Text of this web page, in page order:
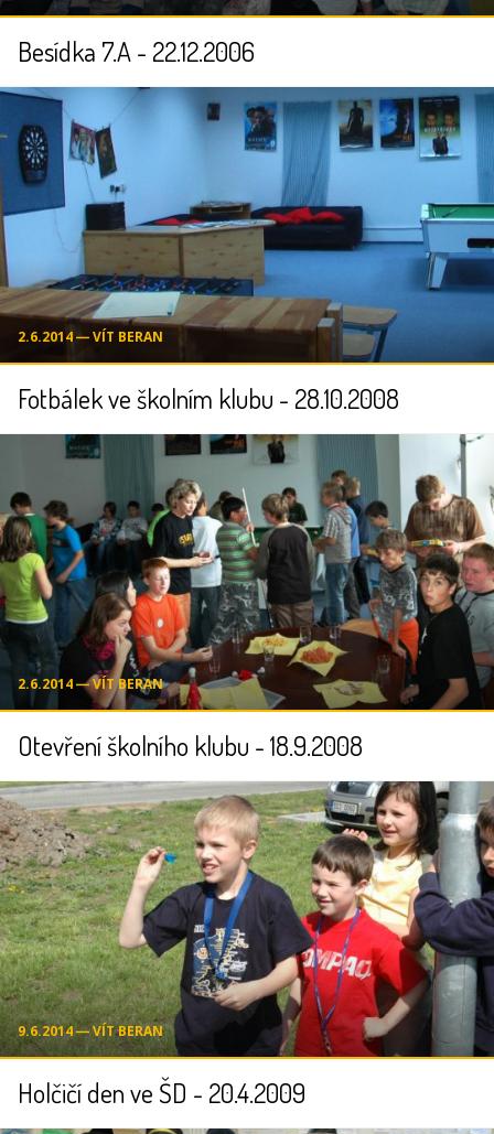
Besídka 7.A - 22.12.2006
2.6.2014 ― VÍT BERAN
Fotbálek ve školním klubu - 28.10.2008
2.6.2014 ― VÍT BERAN
Otevření školního klubu - 18.9.2008
9.6.2014 ― VÍT BERAN
Holčičí den ve ŠD - 20.4.2009